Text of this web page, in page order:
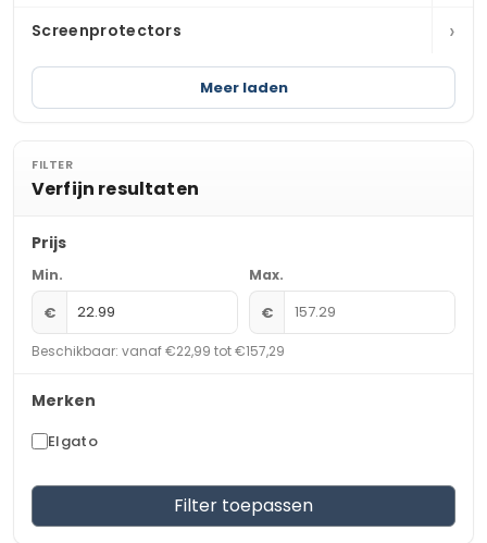
Screenprotectors ›
Meer laden
FILTER
Verfijn resultaten
Prijs
Min.
€
Max.
€
Beschikbaar: vanaf €22,99 tot €157,29
Merken
Elgato
Filter toepassen